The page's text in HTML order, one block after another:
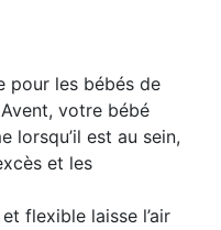
pour les bébés de
votre bébé
lorsqu’il est au sein,
et les
flexible laisse l’air